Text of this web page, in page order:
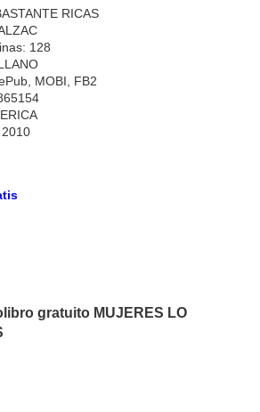
RICAS
128
MOBI, FB2
gratuito MUJERES LO